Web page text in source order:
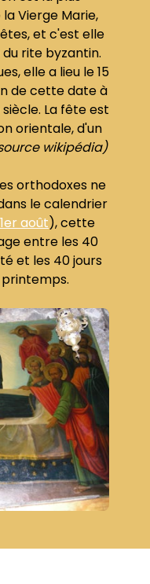
Vierge Marie,
et c'est elle
rite byzantin.
elle a lieu le 15
de cette date à
La fête est
orientale, d'un
wikipédia)
orthodoxes ne
le calendrier
août), cette
entre les 40
et les 40 jours